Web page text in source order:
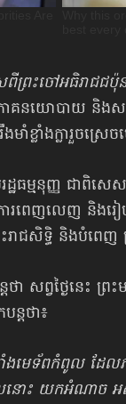
ពីព្រះចៅអធិរាជជ
នយោបាយ និងសង្
មាំខ្លាំងក្លារួចស្រ
ធម្មនុញ្ញ ជាពិសេស
ការពេញលេញ និង
ះរាជសិទ្ធិ និងបំពេ
ថា សព្វថ្ងៃនេះ ព្
ន្តថា៖
ងមេទ័ពកំពូល ដែ
ពូលនោះ យកអំណា